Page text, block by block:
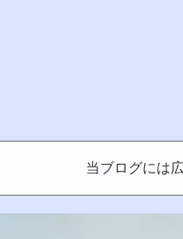
当ブログには